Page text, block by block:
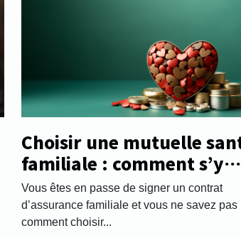
Choisir une mutuelle
familiale : comment s’y
prendre ?
Vous êtes en passe de signer un contrat
d’assurance familiale et vous ne savez pas
comment choisir...